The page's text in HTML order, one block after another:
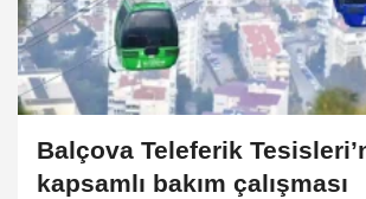
Balçova Teleferik
kapsamlı bakım çalışması